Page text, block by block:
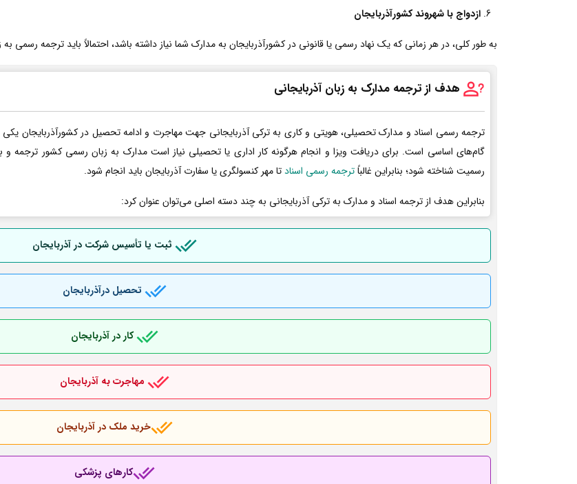
ازدواج با شهروند کشورآذربایجان
به طور کلی، در هر زمانی که یک نهاد رسمی یا قانونی در کشورآذربایجان به مدارک شما نیاز داشته باشد، احتمالاً باید ترجمه رسمی به
هدف از ترجمه مدارک به زبان آذربایجانی
ترجمه رسمی اسناد و مدارک تحصیلی، هویتی و کاری به ترکی آذربایجانی جهت مهاجرت و ادامه تحصیل در کشورآذربایجان یکی
گام‌های اساسی است. برای دریافت ویزا و انجام هرگونه کار اداری یا تحصیلی نیاز است مدارک به زبان رسمی کشور ترجمه و
رسمیت شناخته شود؛ بنابراین غالباًترجمه رسمی اسنادتا مهر کنسولگری یا سفارت آذربایجان باید انجام شود.
بنابراین هدف از ترجمه اسناد و مدارک به ترکی آذربایجانی به چند دسته اصلی می‌توان عنوان کرد:
ثبت یا تأسیس شرکت در آذربایجان
تحصیل درآذربایجان
کار در آذربایجان
مهاجرت به آذربایجان
خرید ملک در آذربایجان
کارهای پزشکی